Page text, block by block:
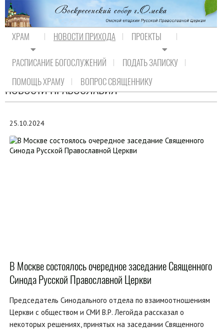
ХРАМ НОВОСТИ ПРИХОДА ПРОЕКТЫ
РАСПИСАНИЕ БОГОСЛУЖЕНИЙ
ПОДАТЬ ЗАПИСКУ
ПОМОЩЬ ХРАМУ
ВОПРОС СВЯЩЕННИКУ
НОВОСТИ ПРАВОСЛАВИЯ
25.10.2024
В Москве состоялось очередное заседание Священного
Синода Русской Православной Церкви
Председатель Синодального отдела по взаимоотношениям
Церкви с обществом и СМИ В.Р. Легойда рассказал о
некоторых решениях, принятых на заседании Священного